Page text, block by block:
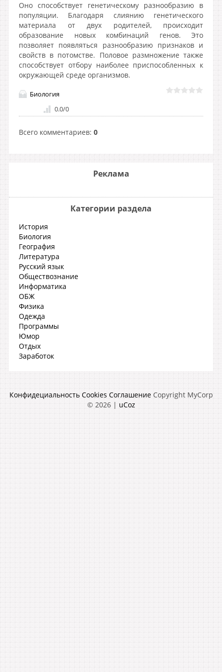
Оно способствует генетическому разнообразию в
популяции. Благодаря слиянию генетического
материала от двух родителей, происходит
образование новых комбинаций генов. Это
позволяет появляться разнообразию признаков и
свойств в потомстве. Половое размножение также
способствует отбору наиболее приспособленных к
окружающей среде организмов.
Биология
0.0/0
Всего комментариев: 0
Реклама
Категории раздела
История
Биология
География
Литература
Русский язык
Обществознание
Информатика
ОБЖ
Физика
Одежда
Программы
Юмор
Отдых
Заработок
Конфидециальность Cookies Соглашение Copyright MyCorp
© 2026| uCoz